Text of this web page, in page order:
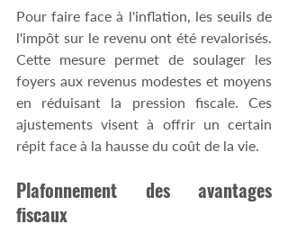
Pour faire face à l'inflation, les seuils de
l'impôt sur le revenu ont été revalorisés.
Cette mesure permet de soulager les
foyers aux revenus modestes et moyens
en réduisant la pression fiscale. Ces
ajustements visent à offrir un certain
répit face à la hausse du coût de la vie.
Plafonnement des avantages
fiscaux